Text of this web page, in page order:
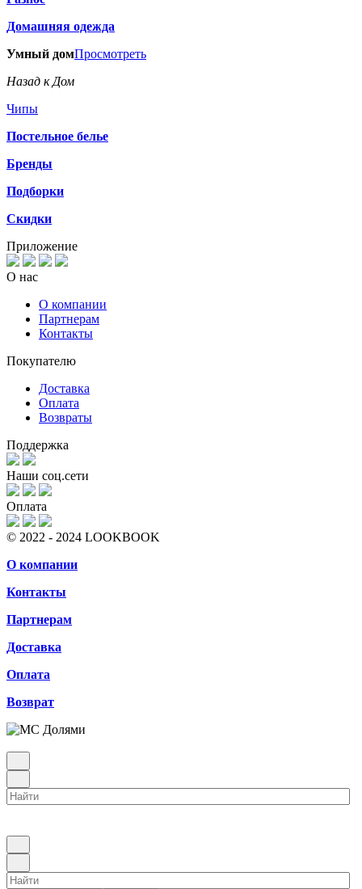
Домашняя одежда
Умный домПросмотреть
Назад к Дом
Чипы
Постельное белье
Бренды
Подборки
Скидки
Приложение
О нас
О компании
Партнерам
Контакты
Покупателю
Доставка
Оплата
Возвраты
Поддержка
Наши соц.сети
Оплата
© 2022 - 2024 LOOKBOOK
О компании
Контакты
Партнерам
Доставка
Оплата
Возврат